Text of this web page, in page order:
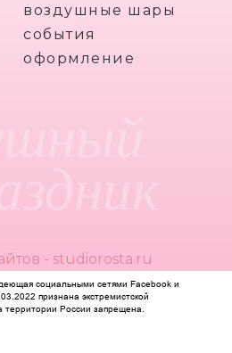
- studiorosta.ru
воздушные шары
события
оформление
социальными сетями Facebook и
признана экстремистской
территории России запрещена.